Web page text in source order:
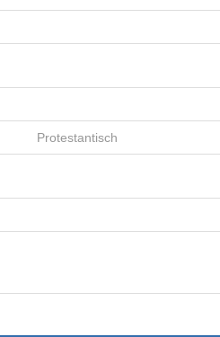
Protestantisch